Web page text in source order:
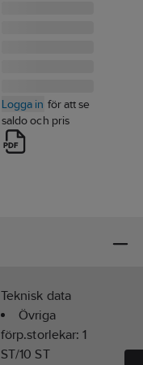
Logga in för att se
saldo och pris
Teknisk data
Övriga
förp.storlekar:1
ST/10 ST